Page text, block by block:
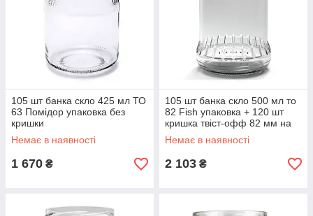
105 шт банка скло 425 мл ТО
63 Помідор упаковка без
кришки
Немає в наявності
1 670 ₴
105 шт банка скло 500 мл то
82 Fish упаковка + 120 шт
кришка твіст-офф 82 мм на
вибір
Немає в наявності
2 103 ₴